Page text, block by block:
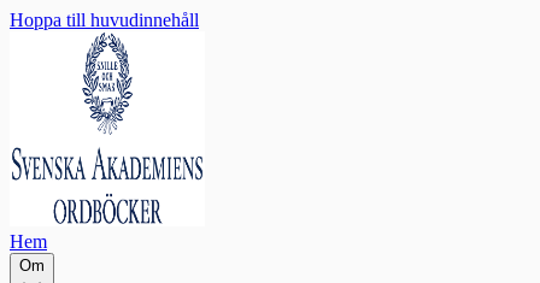
Hoppa till huvudinnehåll
Hem
Om